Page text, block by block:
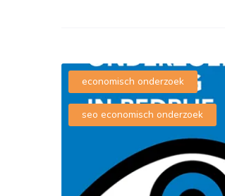
economisch onderzoek
seo economisch onderzoek